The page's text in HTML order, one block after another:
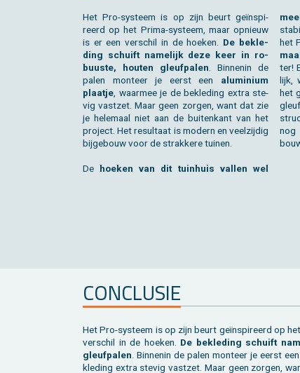
Het Pro-sys­teem is op zijn beurt geïnspi­
reerd op het Prima-sys­teem, maar op­nieuw
is er een ver­schil in de hoe­ken. De be­kle­
ding schuift na­me­lijk deze keer in ro­
buus­te, hou­ten gleuf­pa­len. Bin­nen­in de
palen mon­teer je eerst een alu­mi­ni­um
plaat­je, waar­mee je de be­kle­ding extra ste­
vig vast­zet. Maar geen zor­gen, want dat zie
je he­le­maal niet aan de bui­ten­kant van het
pro­ject. Het re­sul­taat is mo­dern en veel­zij­dig
bij­ge­bouw voor de strak­ke­re tui­nen.
De hoe­ken van dit tuin­huis val­len wel
het
ter!
lijk,
het
nog
CON­CLU­SIE
Het Pro-sys­teem is op zijn beurt geïnspi­reerd op
ver­schil in de hoe­ken. De be­kle­ding schuift
gleuf­pa­len. Bin­nen­in de palen mon­teer je eerst een
kle­ding extra ste­vig vast­zet. Maar geen zor­gen,